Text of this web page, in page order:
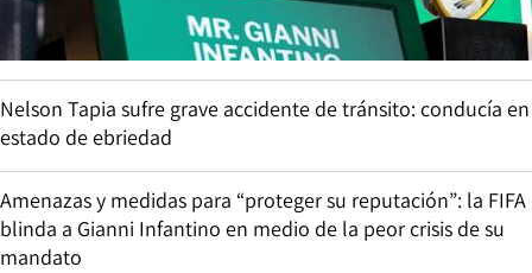
Nelson Tapia sufre grave accidente de tránsito: conducía en
estado de ebriedad
Amenazas y medidas para “proteger su reputación”: la FIFA
blinda a Gianni Infantino en medio de la peor crisis de su
mandato